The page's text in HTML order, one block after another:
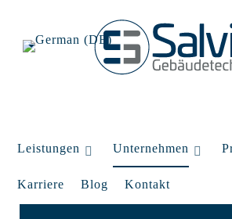
Leistungen Unternehmen
Karriere Blog Kontakt